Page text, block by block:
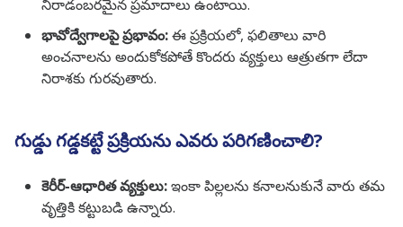
నిరాడంబరమైన ప్రమాదాలు ఉంటాయి.
భావోద్వేగాలపై ప్రభావం:ఈ ప్రక్రియలో, ఫలితాలు వారి
అంచనాలను అందుకోకపోతే కొందరు వ్యక్తులు ఆత్రుతగా లేదా
నిరాశకు గురవుతారు.
గుడ్డు గడ్డకట్టే ప్రక్రియను ఎవరు పరిగణించాలి?
కెరీర్-ఆధారిత వ్యక్తులు:ఇంకా పిల్లలను కనాలనుకునే వారు తమ
వృత్తికి కట్టుబడి ఉన్నారు.